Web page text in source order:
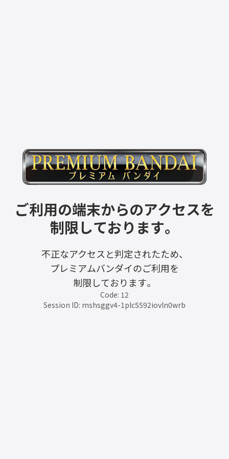
ご利用の端末からのアクセスを
制限しております。
不正なアクセスと判定されたため、
プレミアムバンダイのご利用を
制限しております。
Code: 12
Session ID: mshsggv4-1plc5592iovln0wrb